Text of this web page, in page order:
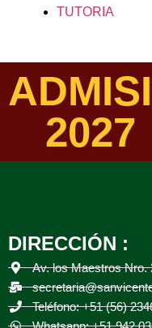
TUTORIA
2027
DIRECCIÓN :
Av. los Maestros Nro.
Teléfono: +51 (56)